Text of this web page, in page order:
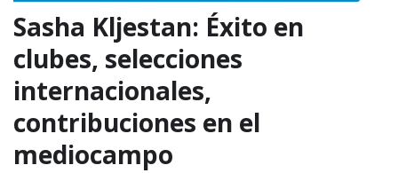
Sasha Kljestan: Éxito en
clubes, selecciones
internacionales,
contribuciones en el
mediocampo